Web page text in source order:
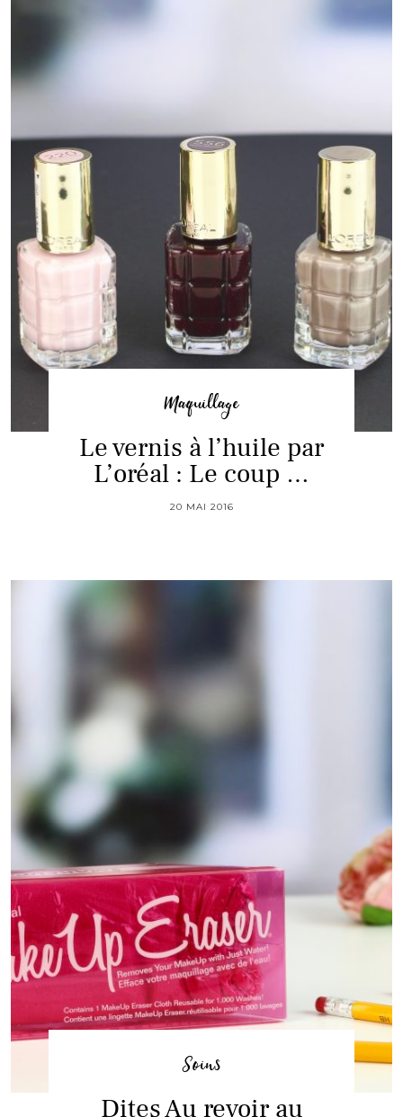
Maquillage
Le vernis à l’huile par
L’oréal : Le coup …
20 MAI 2016
Soins
Dites Au revoir au